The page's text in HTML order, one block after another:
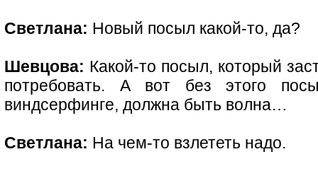
Светлана: Новый посыл какой-то, да?
Шевцова: Какой-то посыл, который
потребовать. А вот без этого
виндсерфинге, должна быть волна…
Светлана: На чем-то взлететь надо.